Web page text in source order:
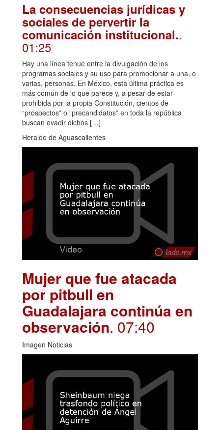
La consecuencias jurídicas y
sociales de pervertir la
comunicación institucional..
01:25
Hay una línea tenue entre la divulgación de los
programas sociales y su uso para promocionar a una, o
varias, personas. En México, esta última práctica es
más común de lo que parece y, a pesar de estar
prohibida por la propia Constitución, cientos de
“prospectos” o “precandidatos” en toda la república
buscan evadir dichos […]
Heraldo de Aguascalientes
Mujer que fue atacada
por pitbull en
Guadalajara continúa en
observación. 07:40
Imagen Noticias